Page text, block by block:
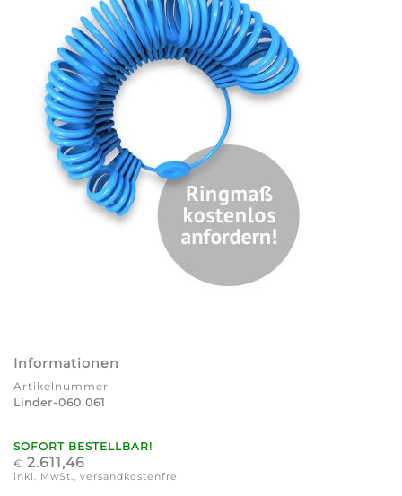
Informationen
Artikelnummer
Linder-060.061
SOFORT BESTELLBAR!
€ 2.611,46
inkl. MwSt., versandkostenfrei